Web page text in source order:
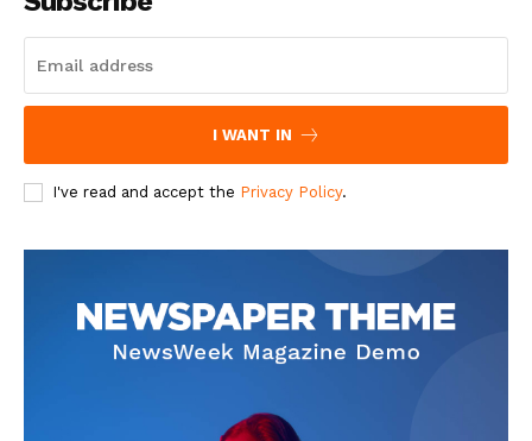
I WANT IN
I've read and accept the Privacy Policy.